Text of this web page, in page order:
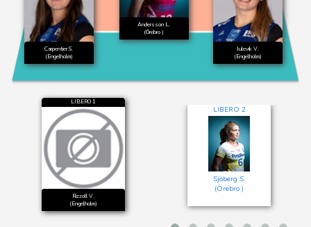
Carpentier S.
(Engelholm)
Andersson L.
(Örebro )
Julevik V.
(Engelholm)
LIBERO 1
Rizzoll V.
(Engelholm)
LIBERO 2
Sjöberg S.
(Örebro )